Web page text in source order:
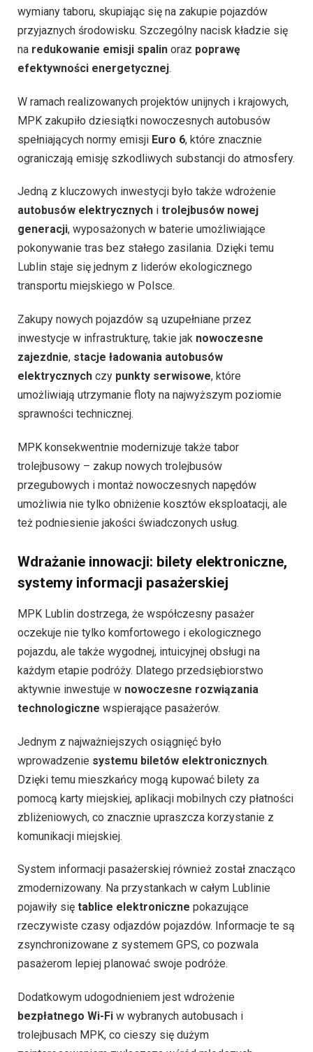
wymiany taboru, skupiając się na zakupie pojazdów
przyjaznych środowisku. Szczególny nacisk kładzie się
na redukowanie emisji spalin oraz poprawę
efektywności energetycznej.
W ramach realizowanych projektów unijnych i krajowych,
MPK zakupiło dziesiątki nowoczesnych autobusów
spełniających normy emisji Euro 6, które znacznie
ograniczają emisję szkodliwych substancji do atmosfery.
Jedną z kluczowych inwestycji było także wdrożenie
autobusów elektrycznych i trolejbusów nowej
generacji, wyposażonych w baterie umożliwiające
pokonywanie tras bez stałego zasilania. Dzięki temu
Lublin staje się jednym z liderów ekologicznego
transportu miejskiego w Polsce.
Zakupy nowych pojazdów są uzupełniane przez
inwestycje w infrastrukturę, takie jak nowoczesne
zajezdnie, stacje ładowania autobusów
elektrycznych czy punkty serwisowe, które
umożliwiają utrzymanie floty na najwyższym poziomie
sprawności technicznej.
MPK konsekwentnie modernizuje także tabor
trolejbusowy – zakup nowych trolejbusów
przegubowych i montaż nowoczesnych napędów
umożliwia nie tylko obniżenie kosztów eksploatacji, ale
też podniesienie jakości świadczonych usług.
Wdrażanie innowacji: bilety elektroniczne,
systemy informacji pasażerskiej
MPK Lublin dostrzega, że współczesny pasażer
oczekuje nie tylko komfortowego i ekologicznego
pojazdu, ale także wygodnej, intuicyjnej obsługi na
każdym etapie podróży. Dlatego przedsiębiorstwo
aktywnie inwestuje w nowoczesne rozwiązania
technologiczne wspierające pasażerów.
Jednym z najważniejszych osiągnięć było
wprowadzenie systemu biletów elektronicznych.
Dzięki temu mieszkańcy mogą kupować bilety za
pomocą karty miejskiej, aplikacji mobilnych czy płatności
zbliżeniowych, co znacznie upraszcza korzystanie z
komunikacji miejskiej.
System informacji pasażerskiej również został znacząco
zmodernizowany. Na przystankach w całym Lublinie
pojawiły się tablice elektroniczne pokazujące
rzeczywiste czasy odjazdów pojazdów. Informacje te są
zsynchronizowane z systemem GPS, co pozwala
pasażerom lepiej planować swoje podróże.
Dodatkowym udogodnieniem jest wdrożenie
bezpłatnego Wi-Fi w wybranych autobusach i
trolejbusach MPK, co cieszy się dużym